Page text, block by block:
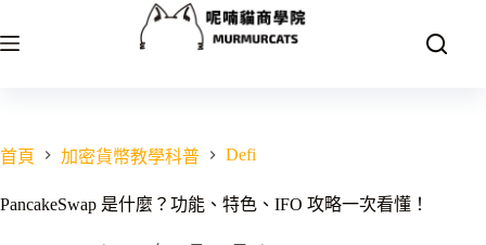
至
容
首頁 加密貨幣教學科普 Defi
PancakeSwap 是什麼？功能、特色、IFO 攻略一次看懂！